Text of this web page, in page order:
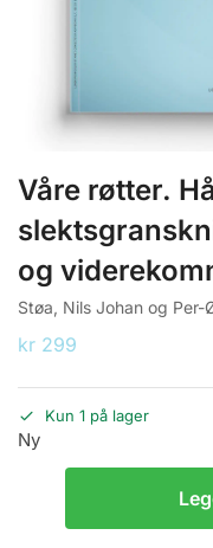
Våre røtter.
og
Støa, Nils Johan og
kr 299
Kun 1 på lager
Ny